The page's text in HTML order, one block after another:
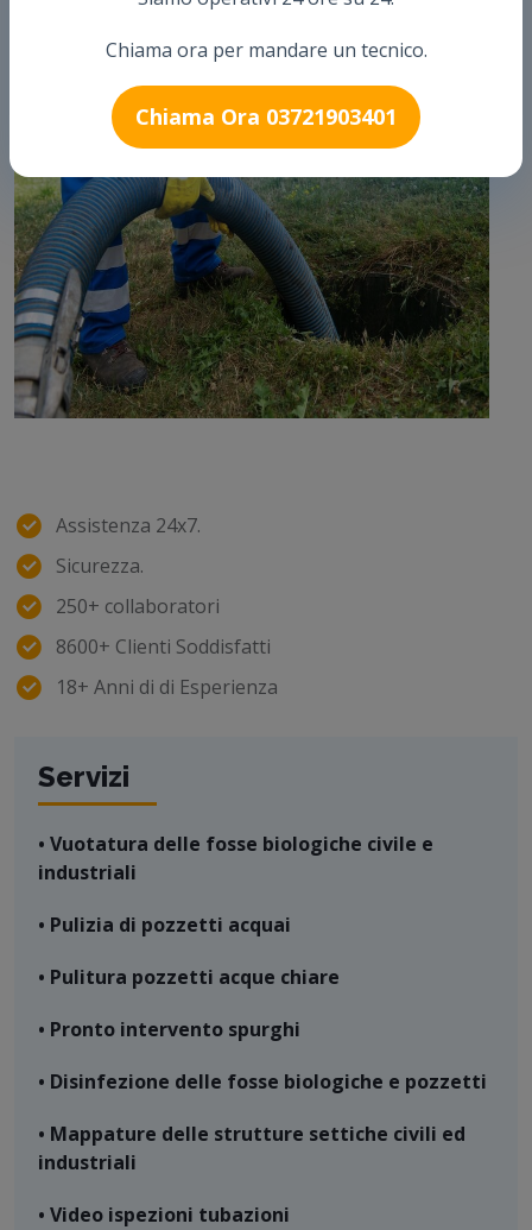
Chiama ora per mandare un tecnico.
Chiama Ora 03721903401
Arthur Pronto Intervento è una delle ditte più importanti sul
territorio Italiano.
Assistenza 24x7.
Sicurezza.
250+ collaboratori
8600+ Clienti Soddisfatti
18+ Anni di di Esperienza
Servizi
• Vuotatura delle fosse biologiche civile e
industriali
• Pulizia di pozzetti acquai
• Pulitura pozzetti acque chiare
• Pronto intervento spurghi
• Disinfezione delle fosse biologiche e pozzetti
• Mappature delle strutture settiche civili ed
industriali
• Video ispezioni tubazioni